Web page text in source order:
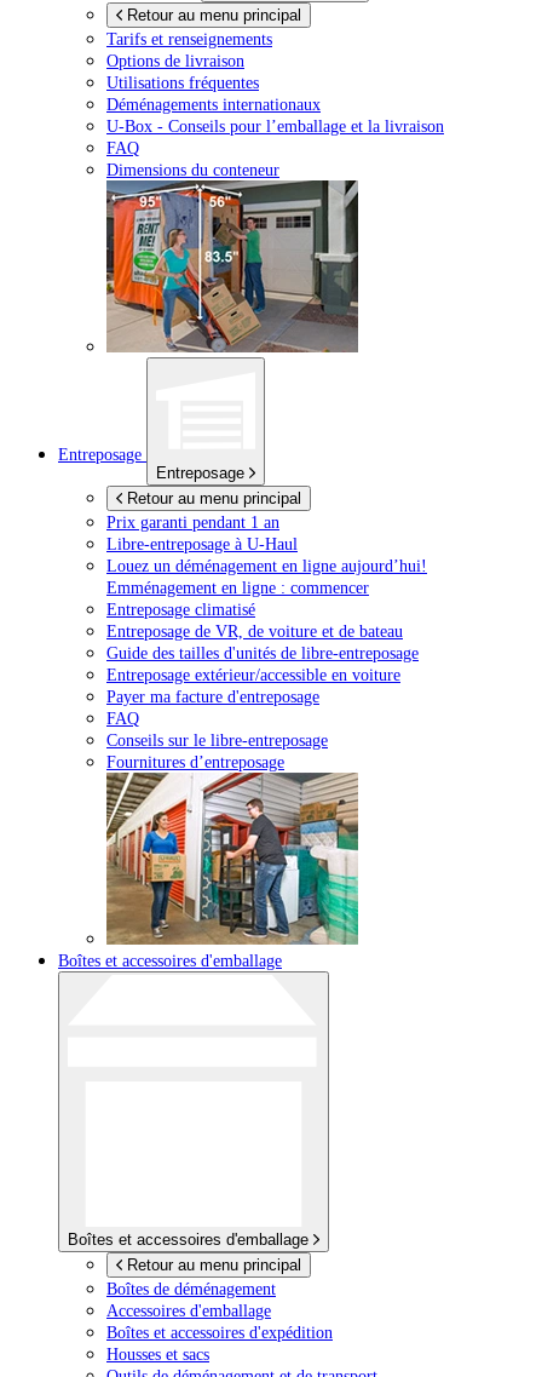
Retour au menu principal
Tarifs et renseignements
Options de livraison
Utilisations fréquentes
Déménagements internationaux
U-Box - Conseils pour l’emballage et la livraison
FAQ
Dimensions du conteneur
Entreposage
Entreposage
Retour au menu principal
Prix garanti pendant 1 an
Libre-entreposage à U-Haul
Louez un déménagement en ligne aujourd’hui!
Emménagement en ligne : commencer
Entreposage climatisé
Entreposage de VR, de voiture et de bateau
Guide des tailles d'unités de libre-entreposage
Entreposage extérieur/accessible en voiture
Payer ma facture d'entreposage
FAQ
Conseils sur le libre-entreposage
Fournitures d’entreposage
Boîtes et accessoires d'emballage
Boîtes et accessoires d'emballage
Retour au menu principal
Boîtes de déménagement
Accessoires d'emballage
Boîtes et accessoires d'expédition
Housses et sacs